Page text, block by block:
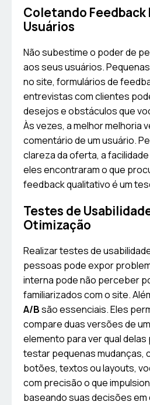
Coletando Feedback
Usuários
Não subestime o poder de
aos seus usuários.
no site, formulários de
entrevistas com clientes
desejos e obstáculos que
Às vezes, a melhor melhoria
comentário de um usuário.
clareza da oferta, a
eles encontraram o que
feedback qualitativo é um
Testes de
Otimização
Realizar testes de
pessoas pode expor
interna pode não perceber
familiarizados com o site.
A/Bsão essenciais. Eles
compare duas versões de
elemento para ver qual
testar pequenas mudanças,
botões, textos ou layouts,
com precisão o que
baseando suas decisões em